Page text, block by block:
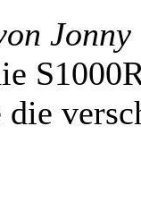
Jonny
die